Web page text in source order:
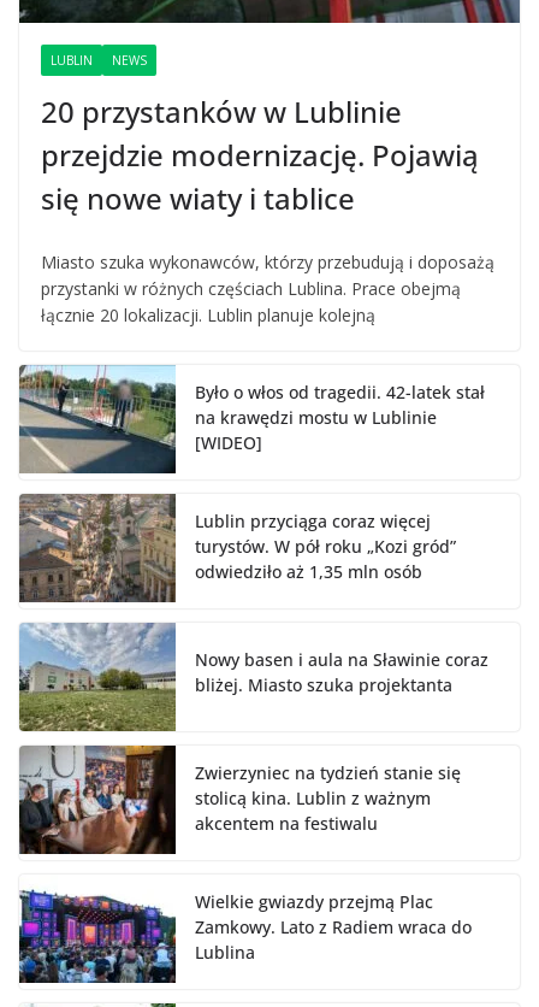
LUBLIN NEWS
20 przystanków w Lublinie
przejdzie modernizację. Pojawią
się nowe wiaty i tablice
Miasto szuka wykonawców, którzy przebudują i doposażą
przystanki w różnych częściach Lublina. Prace obejmą
łącznie 20 lokalizacji. Lublin planuje kolejną
Było o włos od tragedii. 42-latek stał
na krawędzi mostu w Lublinie
[WIDEO]
Lublin przyciąga coraz więcej
turystów. W pół roku „Kozi gród”
odwiedziło aż 1,35 mln osób
Nowy basen i aula na Sławinie coraz
bliżej. Miasto szuka projektanta
Zwierzyniec na tydzień stanie się
stolicą kina. Lublin z ważnym
akcentem na festiwalu
Wielkie gwiazdy przejmą Plac
Zamkowy. Lato z Radiem wraca do
Lublina